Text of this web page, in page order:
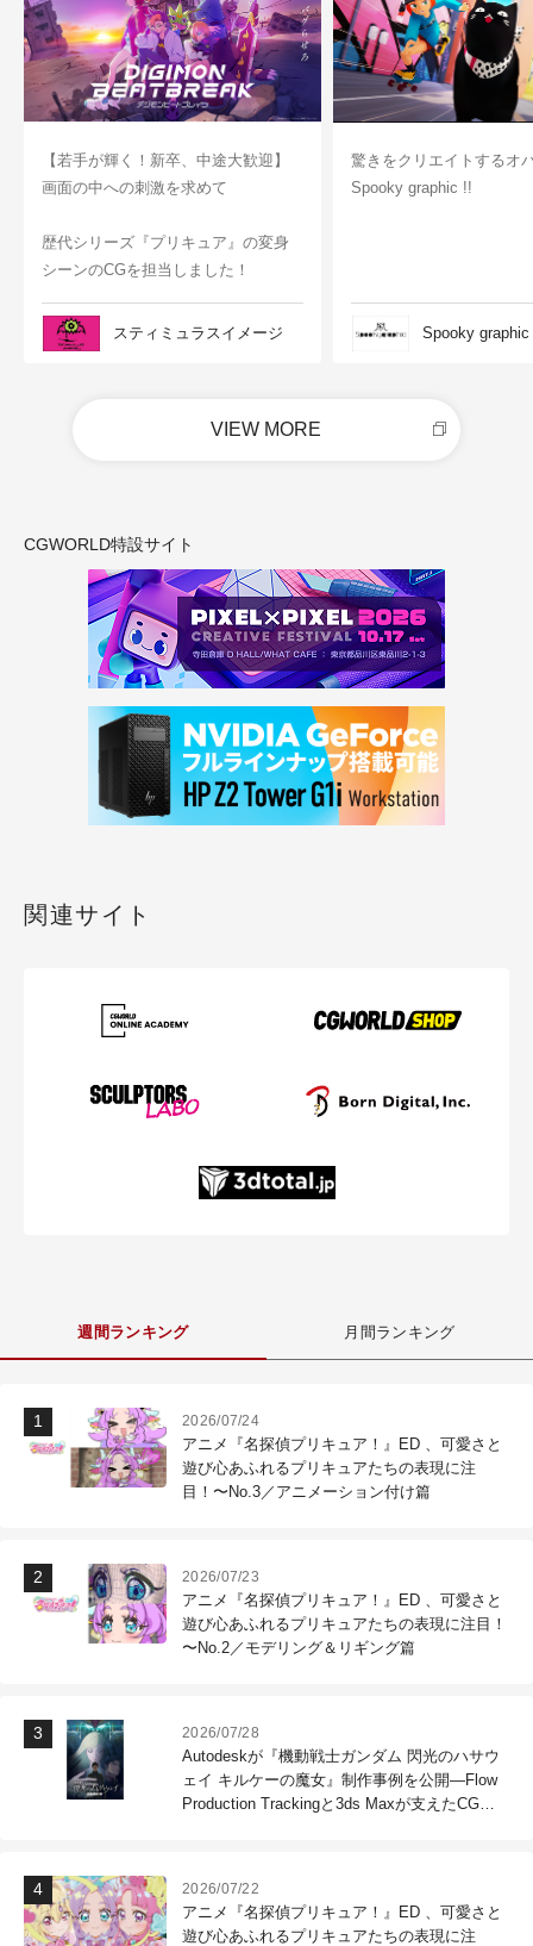
【若手が輝く！新卒、中途大歓迎】
画面の中への刺激を求めて
歴代シリーズ『プリキュア』の変身
シーンのCGを担当しました！
スティミュラスイメージ
驚きをクリエイトするオ
Spooky graphic !!
Spooky graphic
VIEW MORE
CGWORLD特設サイト
関連サイト
週間ランキング 月間ランキング
2026/07/24
アニメ『名探偵プリキュア！』ED 、可愛さと
遊び心あふれるプリキュアたちの表現に注
目！〜No.3／アニメーション付け篇
2026/07/23
アニメ『名探偵プリキュア！』ED 、可愛さと
遊び心あふれるプリキュアたちの表現に注目！
〜No.2／モデリング＆リギング篇
2026/07/28
Autodeskが『機動戦士ガンダム 閃光のハサウ
ェイ キルケーの魔女』制作事例を公開―Flow
Production Trackingと3ds Maxが支えたCG制
2026/07/22
アニメ『名探偵プリキュア！』ED 、可愛さと
遊び心あふれるプリキュアたちの表現に注